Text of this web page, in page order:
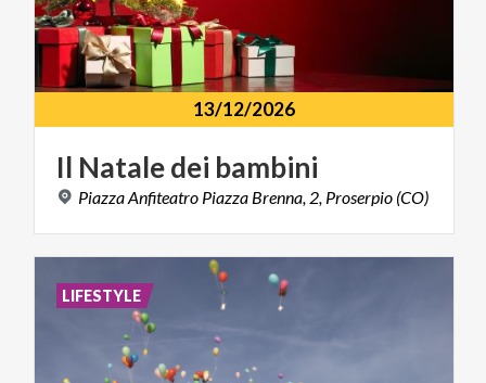
13/12/2026
Il Nataledei bambini
PiazzaAnfiteatro Piazza Brenna, 2, Proserpio (CO)
LIFESTYLE